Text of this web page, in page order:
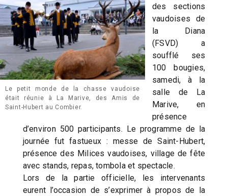
Le petit monde de la chasse vaudoise
était réunie à La Marive, des Amis de
Saint-Hubert au Combier.
des sections
vaudoises de
la Diana
(FSVD) a
soufflé ses
100 bougies,
samedi, à la
salle de La
Marive, en
présence
d’environ 500 participants. Le programme de la
journée fut fastueux : messe de Saint-Hubert,
présence des Milices vaudoises, village de fête
avec stands, repas, tombola et spectacle.
Lors de la partie officielle, les intervenants
eurent l’occasion de s’exprimer à propos de la